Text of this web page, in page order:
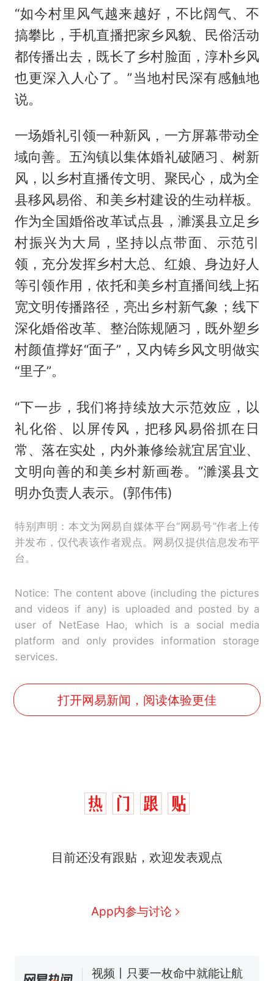
“如今村里风气越来越好，不比阔气、不
搞攀比，手机直播把家乡风貌、民俗活动
都传播出去，既长了乡村脸面，淳朴乡风
也更深入人心了。”当地村民深有感触地
说。
一场婚礼引领一种新风，一方屏幕带动全
域向善。五沟镇以集体婚礼破陋习、树新
风，以乡村直播传文明、聚民心，成为全
县移风易俗、和美乡村建设的生动样板。
作为全国婚俗改革试点县，濉溪县立足乡
村振兴为大局，坚持以点带面、示范引
领，充分发挥乡村大总、红娘、身边好人
等引领作用，依托和美乡村直播间线上拓
宽文明传播路径，亮出乡村新气象；线下
深化婚俗改革、整治陈规陋习，既外塑乡
村颜值撑好“面子”，又内铸乡风文明做实
“里子”。
“下一步，我们将持续放大示范效应，以
礼化俗、以屏传风，把移风易俗抓在日
常、落在实处，内外兼修绘就宜居宜业、
文明向善的和美乡村新画卷。”濉溪县文
明办负责人表示。(郭伟伟)
特别声明：本文为网易自媒体平台“网易号”作者上传
并发布，仅代表该作者观点。网易仅提供信息发布平
台。
Notice: The content above (including the pictures
and videos if any) is uploaded and posted by a
user of NetEase Hao, which is a social media
platform and only provides information storage
services.
打开网易新闻，阅读体验更佳
目前还没有跟贴，欢迎发表观点
App内参与讨论
新 全球唯一没有法定首都的国
了……
视频丨只要一枚命中就能让航